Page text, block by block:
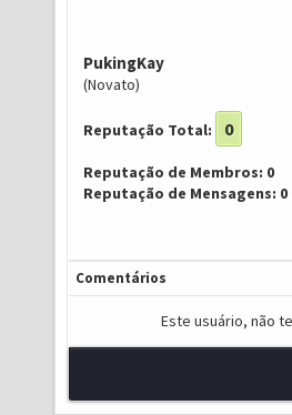
PukingKay
(Novato)
Reputação Total: 0
Reputação de Membros: 0
Reputação de Mensagens: 0
Comentários
Este usuário, não